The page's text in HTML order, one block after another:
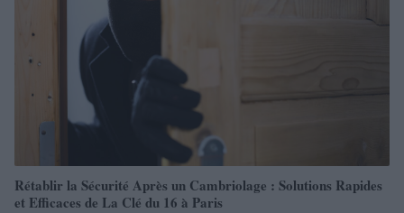
Rétablir la Sécurité Après un Cambriolage : Solutions Rapides
et Efficaces de La Clé du 16 à Paris